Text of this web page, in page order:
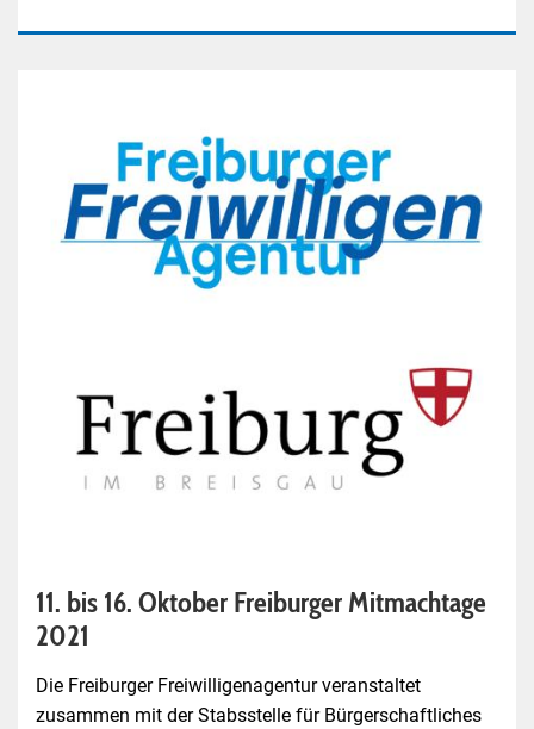
11. bis 16. Oktober Freiburger Mitmachtage
2021
Die Freiburger Freiwilligenagentur veranstaltet
zusammen mit der Stabsstelle für Bürgerschaftliches